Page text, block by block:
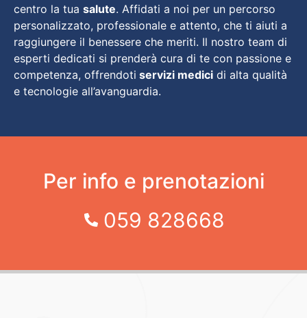
centro la tua salute. Affidati a noi per un percorso
personalizzato, professionale e attento, che ti aiuti a
raggiungere il benessere che meriti. Il nostro team di
esperti dedicati si prenderà cura di te con passione e
competenza, offrendoti servizi medici di alta qualità
e tecnologie all’avanguardia.
Per info e prenotazioni
059 828668